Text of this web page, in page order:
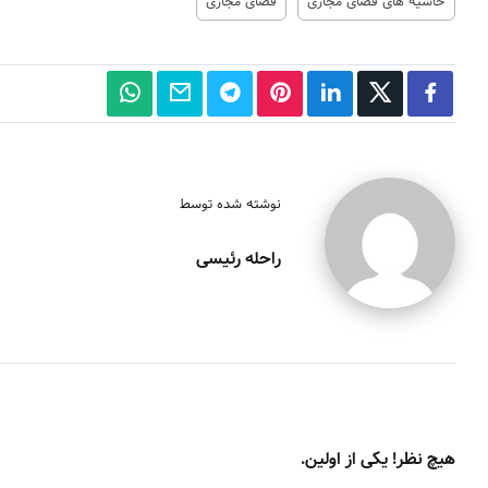
نوشته شده توسط
راحله رئیسی
هیچ نظر! یکی از اولین.